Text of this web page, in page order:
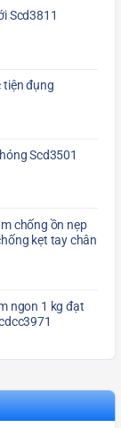
Scd3811
tiện đụng
Scd3501
chống ồn nẹp
kẹt tay chân
ngon 1 kg đạt